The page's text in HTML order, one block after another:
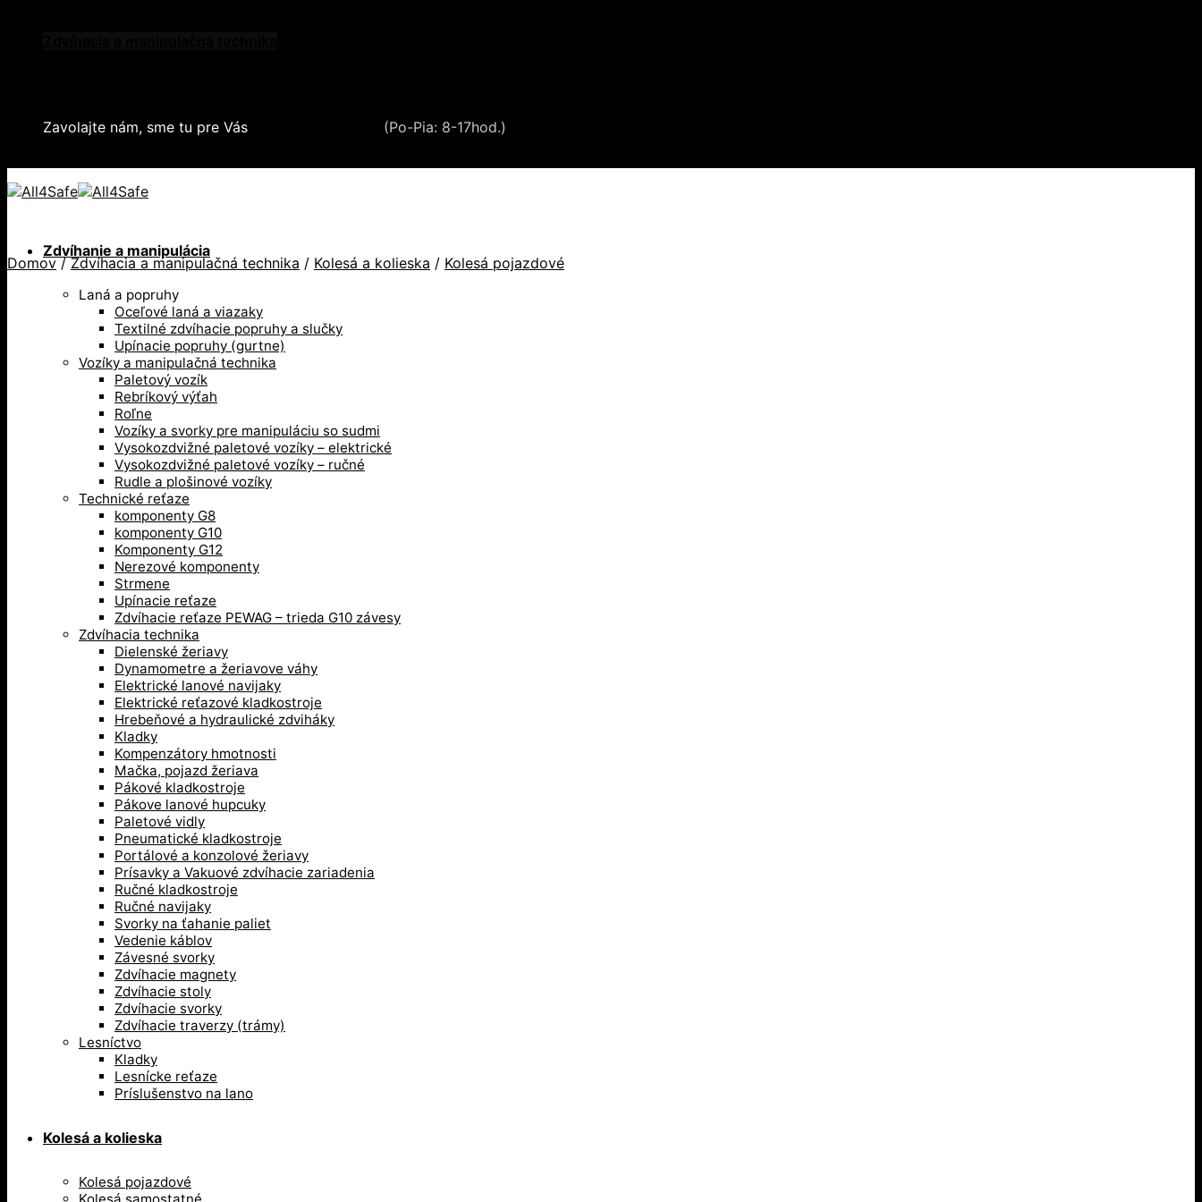
Zavolajte nám, sme tu pre Vás
(Po-Pia: 8-17hod.)
Zdvíhanie a manipulácia
Laná a popruhy
Oceľové laná a viazaky
Textilné zdvíhacie popruhy a slučky
Upínacie popruhy (gurtne)
Vozíky a manipulačná technika
Paletový vozík
Rebríkový výťah
Roľne
Vozíky a svorky pre manipuláciu so sudmi
Vysokozdvižné paletové vozíky – elektrické
Vysokozdvižné paletové vozíky – ručné
Rudle a plošinové vozíky
Technické reťaze
komponenty G8
komponenty G10
Komponenty G12
Nerezové komponenty
Strmene
Upínacie reťaze
Zdvíhacie reťaze PEWAG – trieda G10 závesy
Zdvíhacia technika
Dielenské žeriavy
Dynamometre a žeriavove váhy
Elektrické lanové navijaky
Elektrické reťazové kladkostroje
Hrebeňové a hydraulické zdviháky
Kladky
Kompenzátory hmotnosti
Mačka, pojazd žeriava
Pákové kladkostroje
Pákove lanové hupcuky
Paletové vidly
Pneumatické kladkostroje
Portálové a konzolové žeriavy
Prísavky a Vakuové zdvíhacie zariadenia
Ručné kladkostroje
Ručné navijaky
Svorky na ťahanie paliet
Vedenie káblov
Závesné svorky
Zdvíhacie magnety
Zdvíhacie stoly
Zdvíhacie svorky
Zdvíhacie traverzy (trámy)
Lesníctvo
Kladky
Lesnícke reťaze
Príslušenstvo na lano
Kolesá a kolieska
Kolesá pojazdové
Domov / Zdvíhacia a manipulačná technika / Kolesá a kolieska / Kolesá pojazdové